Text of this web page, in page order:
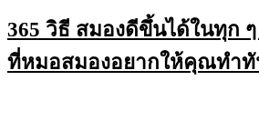
365 วิธี สมองดีขึ้นได้ในทุก ๆ
ที่หมอสมองอยากให้คุณทำ